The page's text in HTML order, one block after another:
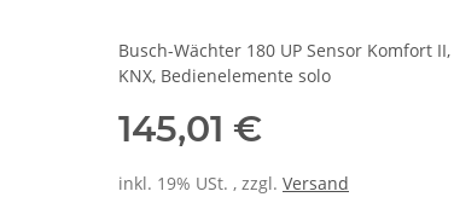
Busch-Wächter 180 UP Sensor Komfort
KNX, Bedienelemente solo
145,01 €
inkl. 19% USt. , zzgl. Versand